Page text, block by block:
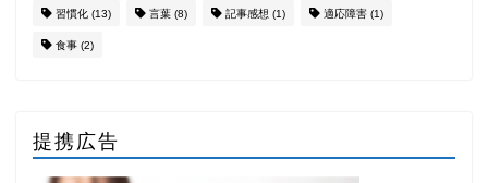
習慣化 (13) 言葉 (8) 記事感想 (1) 適応障害 (1)
食事 (2)
提携広告